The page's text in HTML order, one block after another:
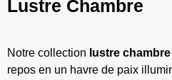
Lustre Chambre
Notre collection lustre chambre
repos en un havre de paix